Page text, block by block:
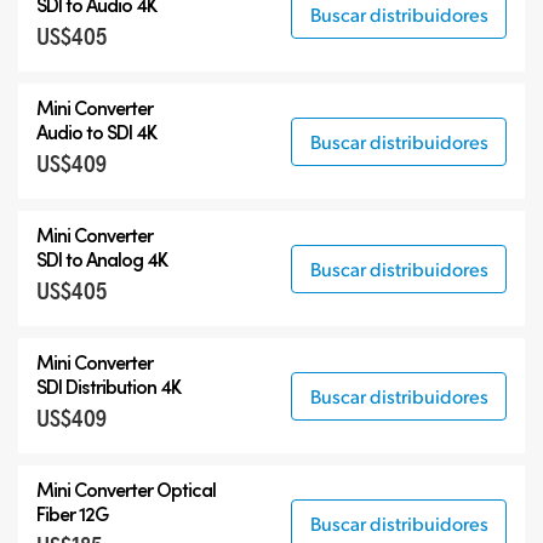
US$405
Buscar distribuidores
Mini Converter
Audio to SDI 4K
US$409
Buscar distribuidores
Mini Converter
SDI to Analog 4K
US$405
Buscar distribuidores
Mini Converter
SDI Distribution 4K
US$409
Buscar distribuidores
Mini Converter Optical
Fiber 12G
Buscar distribuidores